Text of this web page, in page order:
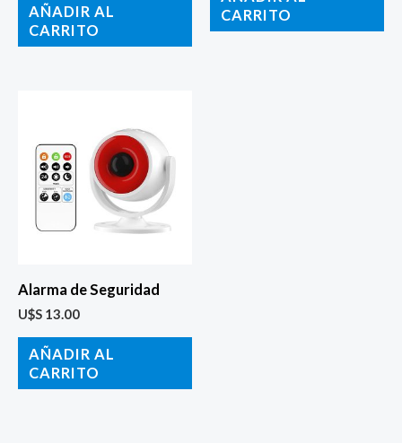
AÑADIR AL
CARRITO
CARRITO
Alarma de Seguridad
U$S 13.00
AÑADIR AL
CARRITO